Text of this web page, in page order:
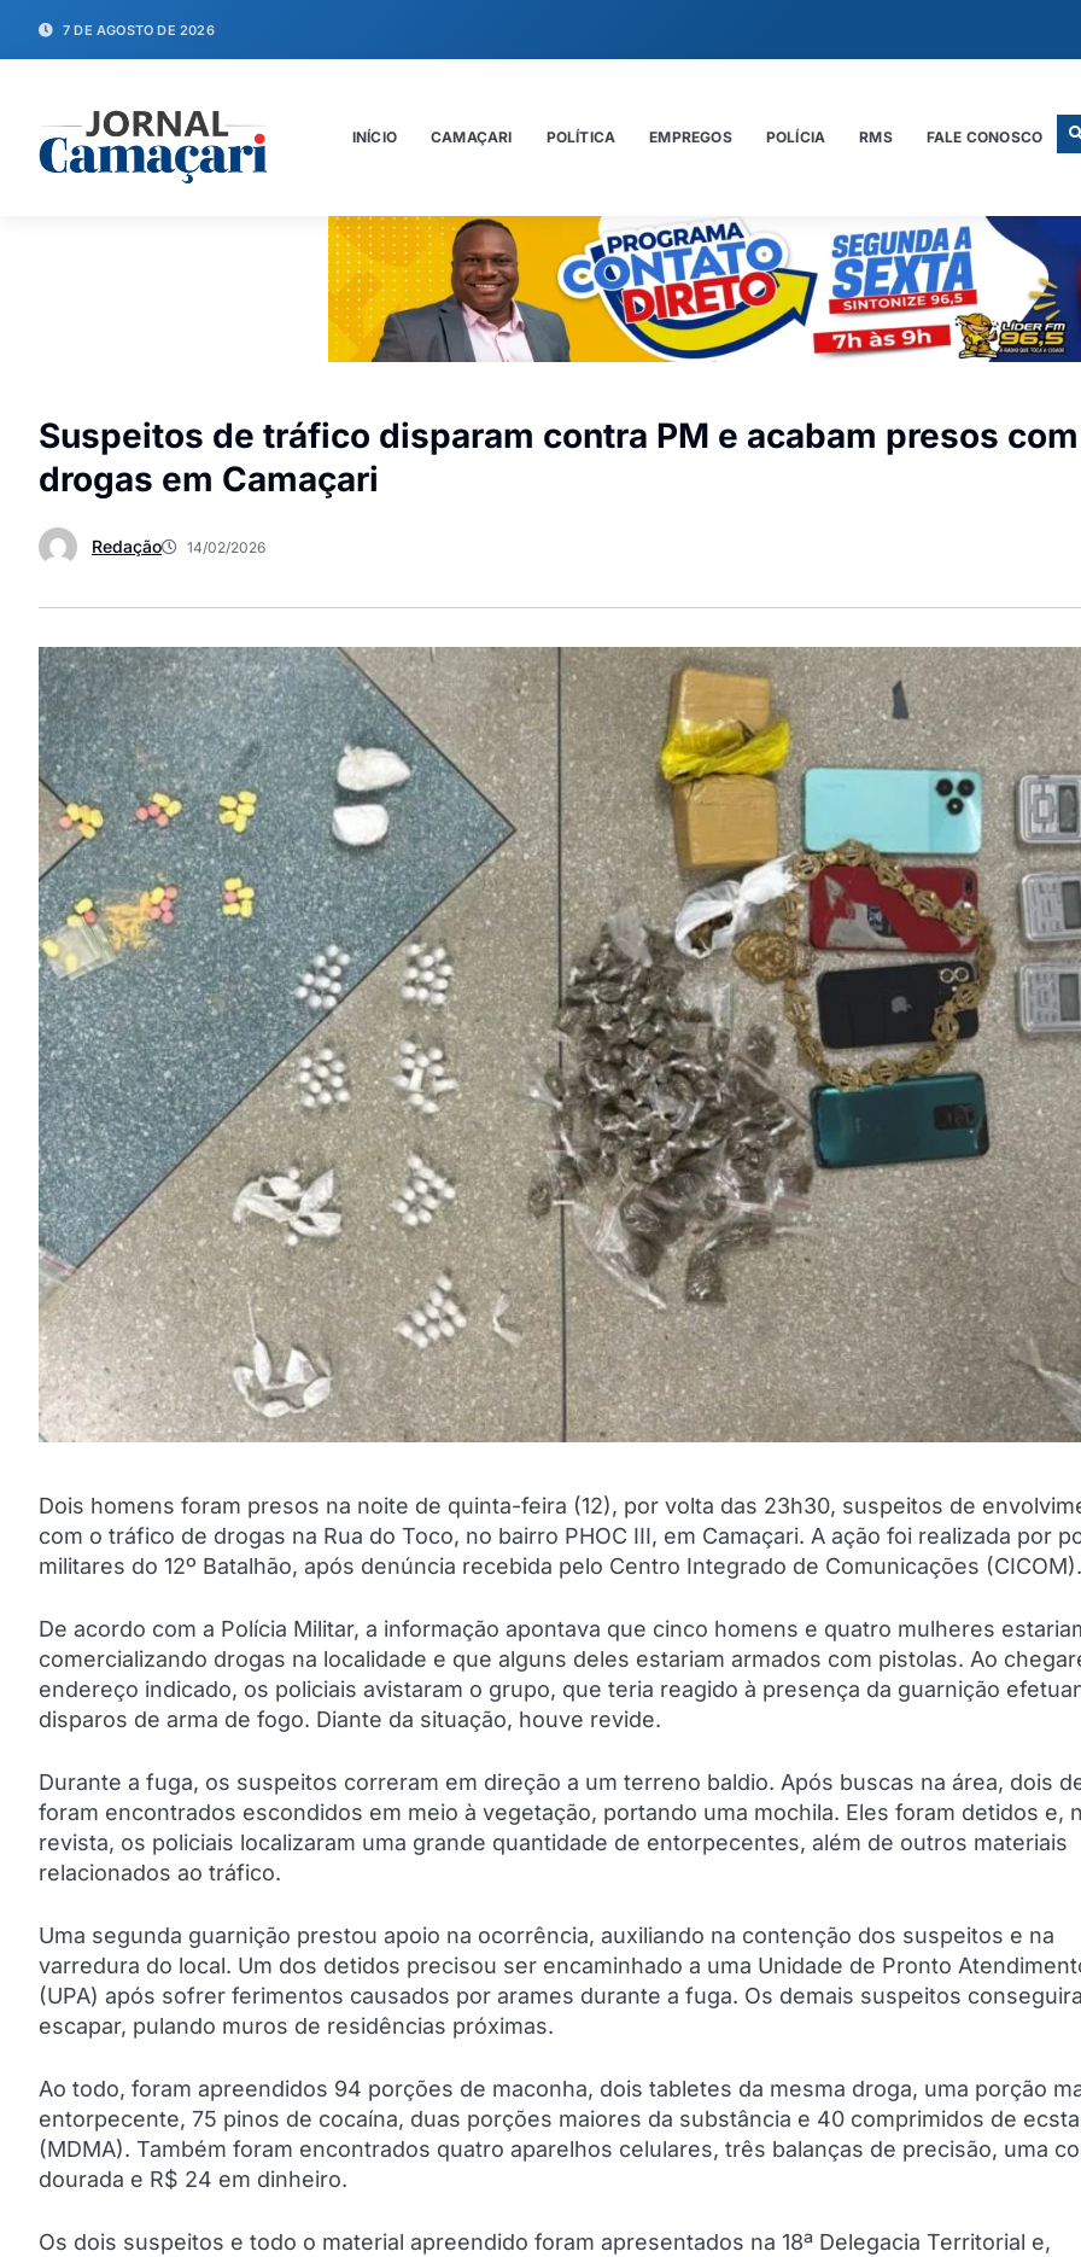
7 DE AGOSTO DE 2026
INÍCIO CAMAÇARI POLÍTICA EMPREGOS POLÍCIA RMS FALE CONOSCO
Suspeitos de tráfico disparam contra PM e acabam presos com
drogas em Camaçari
Redação 14/02/2026
Dois homens foram presos na noite de quinta-feira (12), por volta das 23h30, suspeitos de
com o tráfico de drogas na Rua do Toco, no bairro PHOC III, em Camaçari. A ação foi realizada por
militares do 12º Batalhão, após denúncia recebida pelo Centro Integrado de Comunicações (CICOM).
De acordo com a Polícia Militar, a informação apontava que cinco homens e quatro mulheres
comercializando drogas na localidade e que alguns deles estariam armados com pistolas. Ao
endereço indicado, os policiais avistaram o grupo, que teria reagido à presença da guarnição
disparos de arma de fogo. Diante da situação, houve revide.
Durante a fuga, os suspeitos correram em direção a um terreno baldio. Após buscas na área, dois
foram encontrados escondidos em meio à vegetação, portando uma mochila. Eles foram detidos e,
revista, os policiais localizaram uma grande quantidade de entorpecentes, além de outros materiais
relacionados ao tráfico.
Uma segunda guarnição prestou apoio na ocorrência, auxiliando na contenção dos suspeitos e na
varredura do local. Um dos detidos precisou ser encaminhado a uma Unidade de Pronto
(UPA) após sofrer ferimentos causados por arames durante a fuga. Os demais suspeitos
escapar, pulando muros de residências próximas.
Ao todo, foram apreendidos 94 porções de maconha, dois tabletes da mesma droga, uma porção
entorpecente, 75 pinos de cocaína, duas porções maiores da substância e 40 comprimidos de
(MDMA). Também foram encontrados quatro aparelhos celulares, três balanças de precisão, uma
dourada e R$ 24 em dinheiro.
Os dois suspeitos e todo o material apreendido foram apresentados na 18ª Delegacia Territorial e,